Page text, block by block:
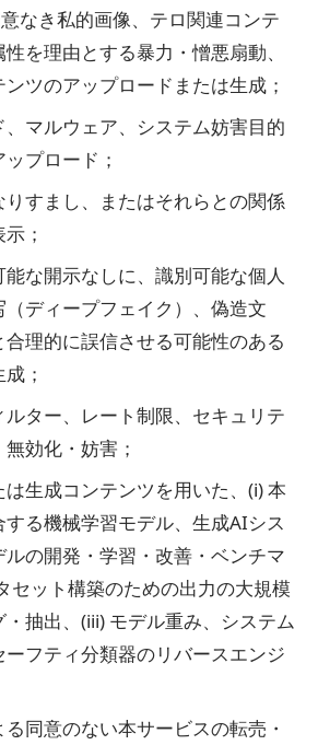
意なき私的画像、テロ関連コンテ
を理由とする暴力・憎悪扇動、
ツのアップロードまたは生成；
マルウェア、システム妨害目的
プロード；
りすまし、またはそれらとの関係
；
な開示なしに、識別可能な個人
ディープフェイク）、偽造文
理的に誤信させる可能性のある
；
ター、レート制限、セキュリテ
効化・妨害；
生成コンテンツを用いた、(i) 本
る機械学習モデル、生成AIシス
の開発・学習・改善・ベンチマ
セット構築のための出力の大規模
抽出、(iii) モデル重み、システム
フティ分類器のリバースエンジ
同意のない本サービスの転売・